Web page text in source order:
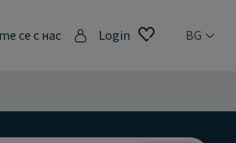
се с нас Login BG